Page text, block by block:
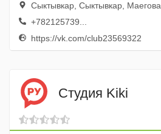
Сыктывкар, Сыктывкар, Маегова
+782125739...
https://vk.com/club23569322
Студия Kiki